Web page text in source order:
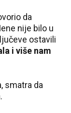
da
nije bilo u
ostavili
i više nam
smatra da